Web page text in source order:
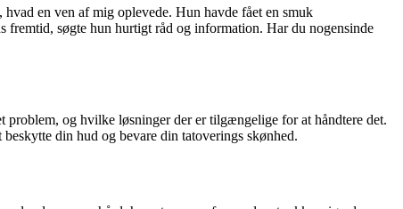
en ven af mig oplevede. Hun havde fået en smuk
søgte hun hurtigt råd og information. Har du nogensinde
og hvilke løsninger der er tilgængelige for at håndtere det.
din hud og bevare din tatoverings skønhed.